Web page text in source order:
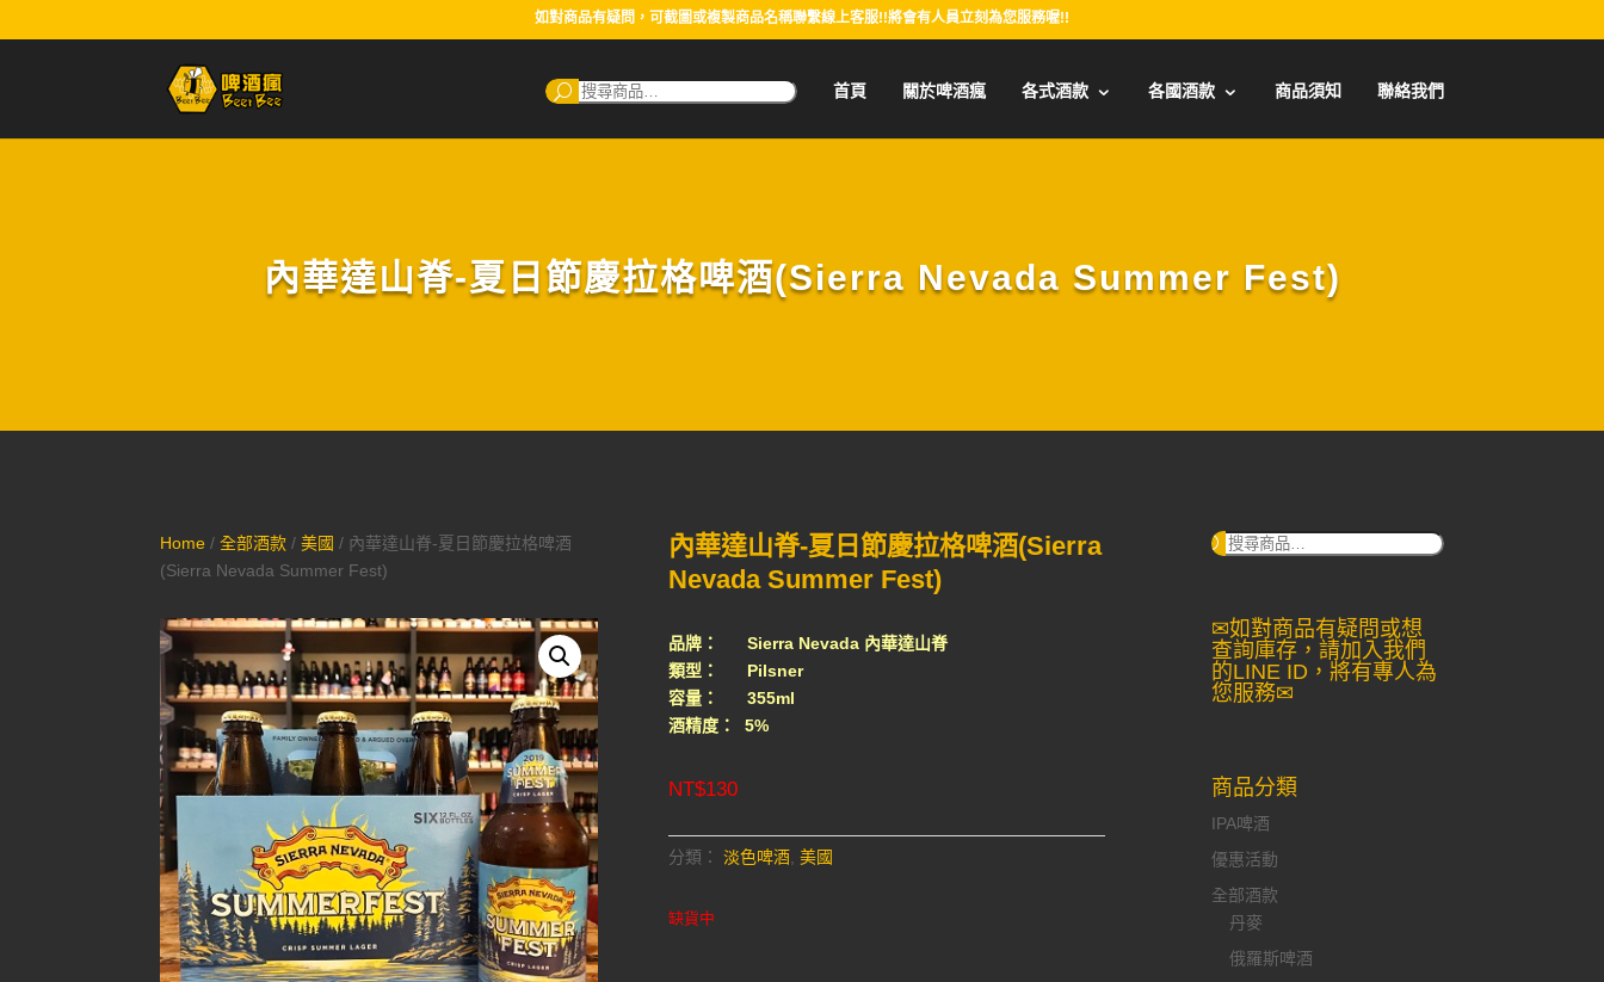
如對商品有疑問，可截圖或複製商品名稱聯繫線上客服!!將會有人員立刻為您服務喔!!
搜
尋：
首頁 關於啤酒瘋 各式酒款 各國酒款 商品須知 聯絡我們
內華達山脊-夏日節慶拉格啤酒(Sierra Nevada Summer Fest)
Home /全部酒款 /美國 / 內華達山脊-夏日節慶拉格啤酒
(Sierra Nevada Summer Fest)
內華達山脊-夏日節慶拉格啤酒(Sierra
Nevada Summer Fest)
品牌： Sierra Nevada 內華達山脊
類型： Pilsner
容量： 355ml
酒精度： 5%
NT$130
分類： 淡色啤酒, 美國
缺貨中
搜
✉如對商品有疑問或想
查詢庫存，請加入我們
的LINE ID，將有專人為
您服務✉
商品分類
IPA啤酒
優惠活動
全部酒款
丹麥
俄羅斯啤酒